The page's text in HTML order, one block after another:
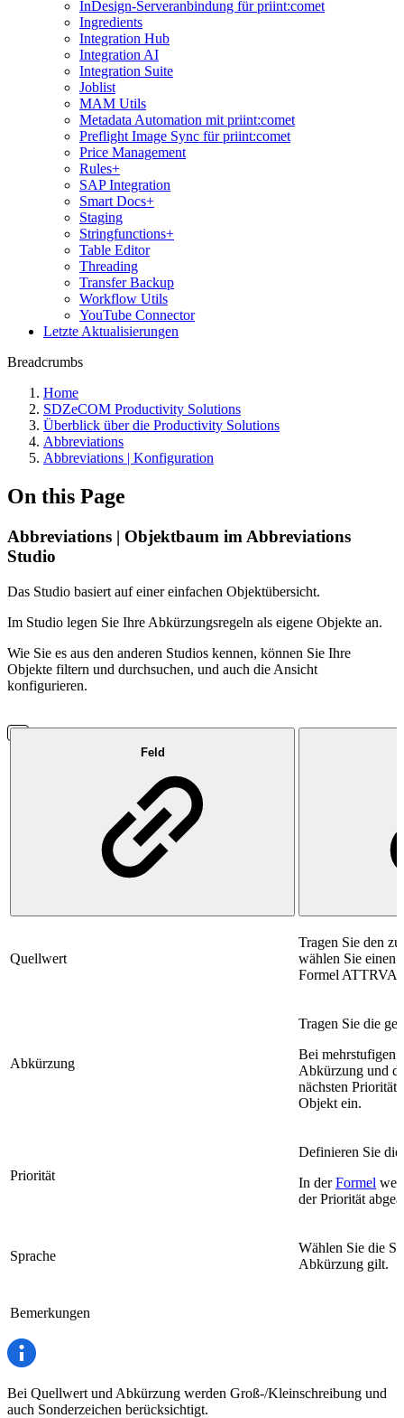
InDesign-Serveranbindung für priint:comet
Ingredients
Integration Hub
Integration AI
Integration Suite
Joblist
MAM Utils
Metadata Automation mit priint:comet
Preflight Image Sync für priint:comet
Price Management
Rules+
SAP Integration
Smart Docs+
Staging
Stringfunctions+
Table Editor
Threading
Transfer Backup
Workflow Utils
YouTube Connector
Letzte Aktualisierungen
Breadcrumbs
Home
SDZeCOM Productivity Solutions
Überblick über die Productivity Solutions
Abbreviations
Abbreviations | Konfiguration
On this Page
Abbreviations | Objektbaum im Abbreviations
Studio
Das Studio basiert auf einer einfachen Objektübersicht.
Im Studio legen Sie Ihre Abkürzungsregeln als eigene Objekte an.
Wie Sie es aus den anderen Studios kennen, können Sie Ihre
Objekte filtern und durchsuchen, und auch die Ansicht
konfigurieren.
Feld
Quellwert
Tragen Sie den
wählen Sie einen
Formel
Abkürzung
Tragen Sie die
Bei mehrstufigen
Abkürzung und
nächsten
Objekt ein.
Priorität
Definieren Sie
In derFormel
der Priorität
Sprache
Wählen Sie die
Abkürzung gilt.
Bemerkungen
Bei Quellwert und Abkürzung werden Groß-/Kleinschreibung und
auch Sonderzeichen berücksichtigt.